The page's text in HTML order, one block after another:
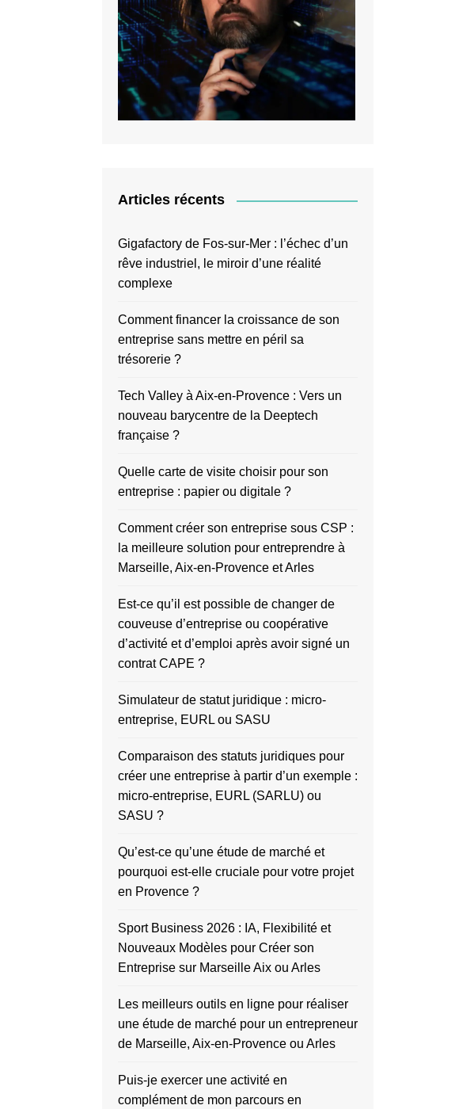
Articles récents
Gigafactory de Fos-sur-Mer : l’échec d’un
rêve industriel, le miroir d’une réalité
complexe
Comment financer la croissance de son
entreprise sans mettre en péril sa
trésorerie ?
Tech Valley à Aix-en-Provence : Vers un
nouveau barycentre de la Deeptech
française ?
Quelle carte de visite choisir pour son
entreprise : papier ou digitale ?
Comment créer son entreprise sous CSP :
la meilleure solution pour entreprendre à
Marseille, Aix-en-Provence et Arles
Est-ce qu’il est possible de changer de
couveuse d’entreprise ou coopérative
d’activité et d’emploi après avoir signé un
contrat CAPE ?
Simulateur de statut juridique : micro-
entreprise, EURL ou SASU
Comparaison des statuts juridiques pour
créer une entreprise à partir d’un exemple :
micro-entreprise, EURL (SARLU) ou
SASU ?
Qu’est-ce qu’une étude de marché et
pourquoi est-elle cruciale pour votre projet
en Provence ?
Sport Business 2026 : IA, Flexibilité et
Nouveaux Modèles pour Créer son
Entreprise sur Marseille Aix ou Arles
Les meilleurs outils en ligne pour réaliser
une étude de marché pour un entrepreneur
de Marseille, Aix-en-Provence ou Arles
Puis-je exercer une activité en
complément de mon parcours en